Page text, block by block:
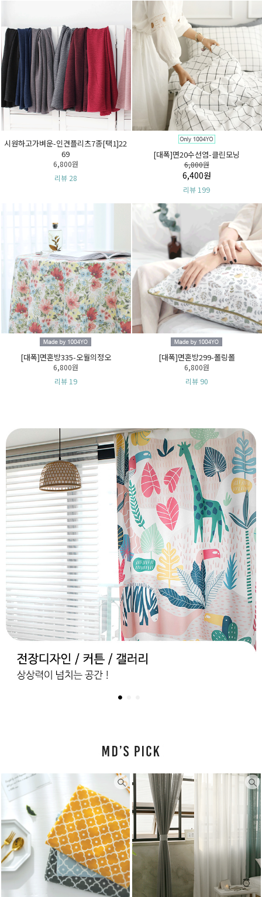
[컷트지]클래시린넨-그린인트립6종[택
1]
3,800원
[컷트지]패브릭포스터-아트나디아9종
[택1]
4,000원
리뷰 120
[DTP컷트지]면20수평직1012-프레이
그런스
7,600원
리뷰 4
[DTP컷트지]면20수평직1016-아프리
칸
6,400원
리뷰 3